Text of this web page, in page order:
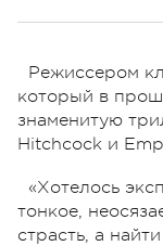
Режиссером
который в
знаменитую
Hitchcock и
«Хотелось
тонкое,
страсть, а